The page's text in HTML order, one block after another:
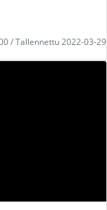
/ Tallennettu 2022-03-29